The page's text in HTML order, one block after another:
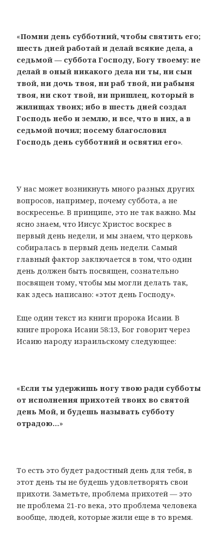
«Помни день субботний, чтобы святить его;
шесть дней работай и делай всякие дела, а
седьмой — суббота Господу, Богу твоему: не
делай в оный никакого дела ни ты, ни сын
твой, ни дочь твоя, ни раб твой, ни рабыня
твоя, ни скот твой, ни пришлец, который в
жилищах твоих; ибо в шесть дней создал
Господь небо и землю, и все, что в них, а в
седьмой почил; посему благословил
Господь день субботний и освятил его».
У нас может возникнуть много разных других
вопросов, например, почему суббота, а не
воскресенье. В принципе, это не так важно. Мы
ясно знаем, что Иисус Христос воскрес в
первый день недели, и мы знаем, что церковь
собиралась в первый день недели. Самый
главный фактор заключается в том, что один
день должен быть посвящен, сознательно
посвящен тому, чтобы мы могли делать так,
как здесь написано: «этот день Господу».
Еще один текст из книги пророка Исаии. В
книге пророка Исаии 58:13, Бог говорит через
Исаию народу израильскому следующее:
«Если ты удержишь ногу твою ради субботы
от исполнения прихотей твоих во святой
день Мой, и будешь называть субботу
отрадою…»
То есть это будет радостный день для тебя, в
этот день ты не будешь удовлетворять свои
прихоти. Заметьте, проблема прихотей — это
не проблема 21-го века, это проблема человека
вообще, людей, которые жили еще в то время.